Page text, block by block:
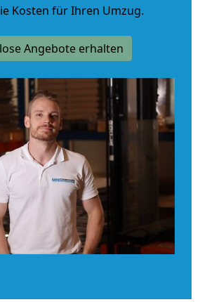
Kosten für Ihren Umzug.
Angebote erhalten